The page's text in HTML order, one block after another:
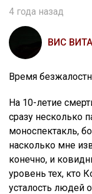
4 года назад
ВИС
Время
На 10-летие
сразу несколько
моноспектакль,
насколько мне
конечно, и
уровень тех, кто
усталость людей